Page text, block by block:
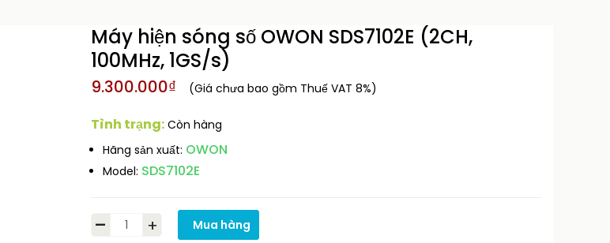
Máy hiện sóng số OWON SDS7102E (2CH,
100MHz, 1GS/s)
9.300.000₫ (Giá chưa bao gồm Thuế VAT 8%)
Tình trạng: Còn hàng
Hãng sản xuất: OWON
Model: SDS7102E
- + Mua hàng